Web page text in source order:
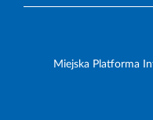
Miejska Platforma